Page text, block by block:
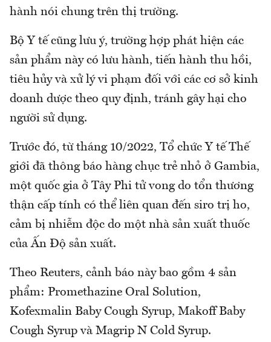
hành nói chung trên thị trường.
Bộ Y tế cũng lưu ý, trường hợp phát hiện các
sản phẩm này có lưu hành, tiến hành thu hồi,
tiêu hủy và xử lý vi phạm đối với các cơ sở kinh
doanh dược theo quy định, tránh gây hại cho
người sử dụng.
Trước đó, từ tháng 10/2022, Tổ chức Y tế Thế
giới đã thông báo hàng chục trẻ nhỏ ở Gambia,
một quốc gia ở Tây Phi tử vong do tổn thương
thận cấp tính có thể liên quan đến siro trị ho,
cảm bị nhiễm độc do một nhà sản xuất thuốc
của Ấn Độ sản xuất.
Theo Reuters, cảnh báo này bao gồm 4 sản
phẩm: Promethazine Oral Solution,
Kofexmalin Baby Cough Syrup, Makoff Baby
Cough Syrup và Magrip N Cold Syrup.